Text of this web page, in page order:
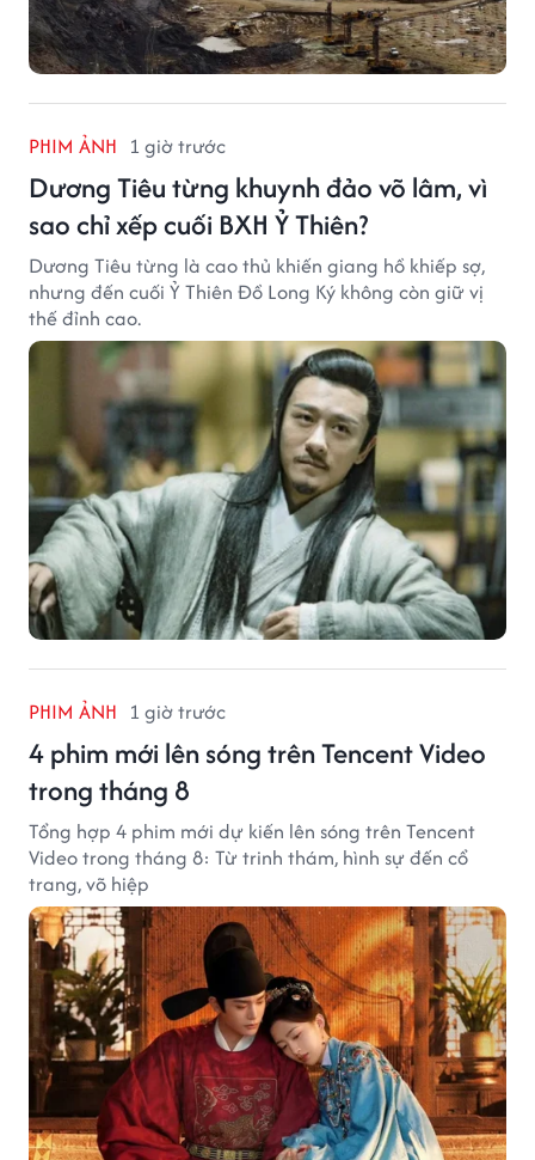
PHIM ẢNH 1 giờ trước
Dương Tiêu từng khuynh đảo võ lâm, vì
sao chỉ xếp cuối BXH Ỷ Thiên?
Dương Tiêu từng là cao thủ khiến giang hồ khiếp sợ,
nhưng đến cuối Ỷ Thiên Đồ Long Ký không còn giữ vị
thế đỉnh cao.
PHIM ẢNH 1 giờ trước
4 phim mới lên sóng trên Tencent Video
trong tháng 8
Tổng hợp 4 phim mới dự kiến lên sóng trên Tencent
Video trong tháng 8: Từ trinh thám, hình sự đến cổ
trang, võ hiệp